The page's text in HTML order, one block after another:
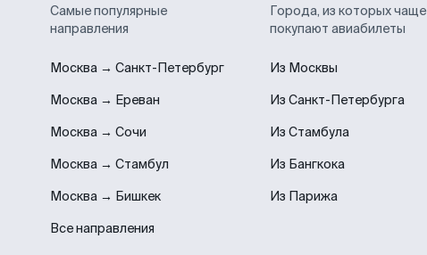
Самые популярные
направления
Москва → Санкт-Петербург
Москва → Ереван
Москва → Сочи
Москва → Стамбул
Москва → Бишкек
Все направления
Города, из которых чаще
покупают авиабилеты
Из Москвы
Из Санкт-Петербурга
Из Стамбула
Из Бангкока
Из Парижа